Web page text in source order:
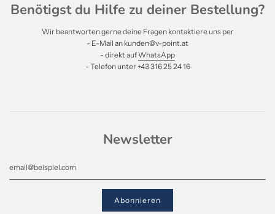
Benötigst du Hilfe zu deiner Bestellung?
Wir beantworten gerne deine Fragen kontaktiere uns per
- E-Mail an kunden@v-point.at
- direkt aufWhatsApp
- Telefon unter +43 316 25 24 16
Newsletter